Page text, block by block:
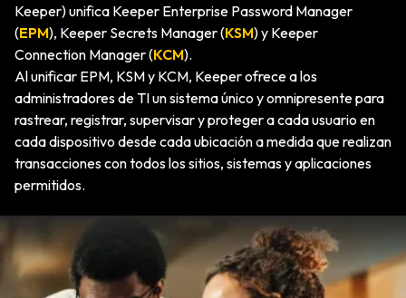
Keeper) unifica Keeper Enterprise Password Manager
(EPM), Keeper Secrets Manager (KSM) y Keeper
Connection Manager (KCM).
Al unificar EPM, KSM y KCM, Keeper ofrece a los
administradores de TI un sistema único y omnipresente para
rastrear, registrar, supervisar y proteger a cada usuario en
cada dispositivo desde cada ubicación a medida que realizan
transacciones con todos los sitios, sistemas y aplicaciones
permitidos.